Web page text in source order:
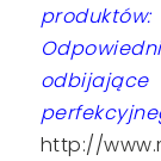
http://